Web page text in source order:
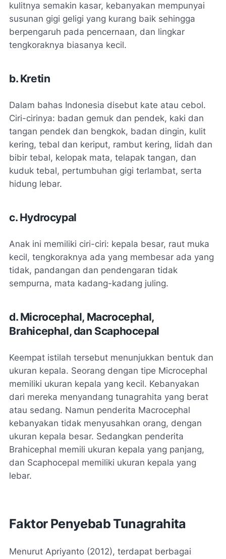
kulitnya semakin kasar, kebanyakan mempunyai
susunan gigi geligi yang kurang baik sehingga
berpengaruh pada pencernaan, dan lingkar
tengkoraknya biasanya kecil.
b. Kretin
Dalam bahas Indonesia disebut kate atau cebol.
Ciri-cirinya: badan gemuk dan pendek, kaki dan
tangan pendek dan bengkok, badan dingin, kulit
kering, tebal dan keriput, rambut kering, lidah dan
bibir tebal, kelopak mata, telapak tangan, dan
kuduk tebal, pertumbuhan gigi terlambat, serta
hidung lebar.
c. Hydrocypal
Anak ini memiliki ciri-ciri: kepala besar, raut muka
kecil, tengkoraknya ada yang membesar ada yang
tidak, pandangan dan pendengaran tidak
sempurna, mata kadang-kadang juling.
d. Microcephal, Macrocephal,
Brahicephal, dan Scaphocepal
Keempat istilah tersebut menunjukkan bentuk dan
ukuran kepala. Seorang dengan tipe Microcephal
memiliki ukuran kepala yang kecil. Kebanyakan
dari mereka menyandang tunagrahita yang berat
atau sedang. Namun penderita Macrocephal
kebanyakan tidak menyusahkan orang, dengan
ukuran kepala besar. Sedangkan penderita
Brahicephal memili ukuran kepala yang panjang,
dan Scaphocepal memiliki ukuran kepala yang
lebar.
Faktor Penyebab Tunagrahita
Menurut Apriyanto (2012), terdapat berbagai